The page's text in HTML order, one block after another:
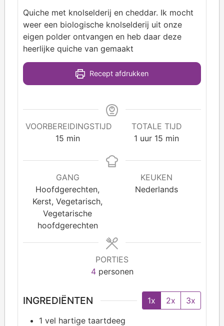
Quiche met knolselderij en cheddar. Ik mocht
weer een biologische knolselderij uit onze
eigen polder ontvangen en heb daar deze
heerlijke quiche van gemaakt
Recept afdrukken
VOORBEREIDINGSTIJD
15 min
TOTALE TIJD
1 uur 15 min
GANG
Hoofdgerechten,
Kerst, Vegetarisch,
Vegetarische
hoofdgerechten
KEUKEN
Nederlands
PORTIES
4 personen
INGREDIËNTEN 1x 2x
3x
1 vel hartige taartdeeg